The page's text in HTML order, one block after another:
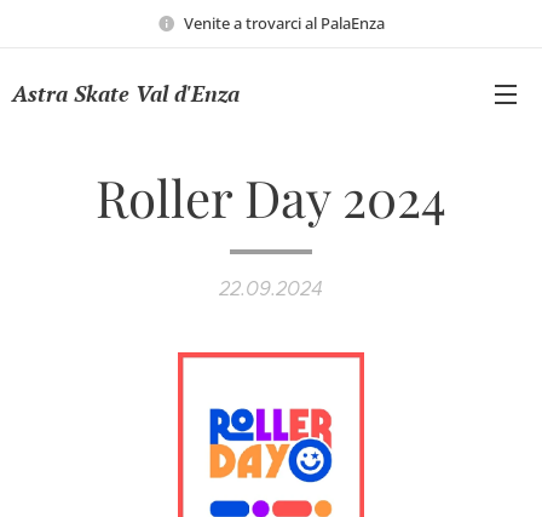
Venite a trovarci al PalaEnza
Astra Skate Val d'Enza
Roller Day 2024
22.09.2024